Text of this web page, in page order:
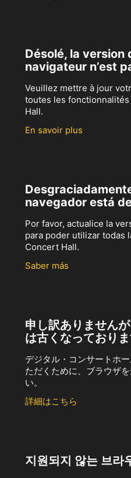
Désolé, la version
navigateur n’est
Veuillez mettre à jour
toutes les
Hall.
En savoir plus
navegador está
Por favor, actualice la
para poder utilizar todas
Concert Hall.
Saber más
申し訳ありません
は古くなっており
デジタル・コンサートホ
ただくために、ブラウザ
い。
詳細はこちら
지원되지 않는 브라